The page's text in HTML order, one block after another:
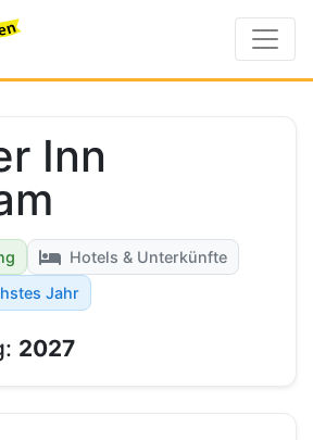
Inn
Hotels & Unterkünfte
Jahr
2027